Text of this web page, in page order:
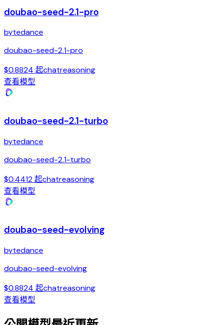
doubao-seed-2.1-pro
bytedance
doubao-seed-2.1-pro
$0.8824 起chatreasoning
查看模型
doubao-seed-2.1-turbo
bytedance
doubao-seed-2.1-turbo
$0.4412 起chatreasoning
查看模型
doubao-seed-evolving
bytedance
doubao-seed-evolving
$0.8824 起chatreasoning
查看模型